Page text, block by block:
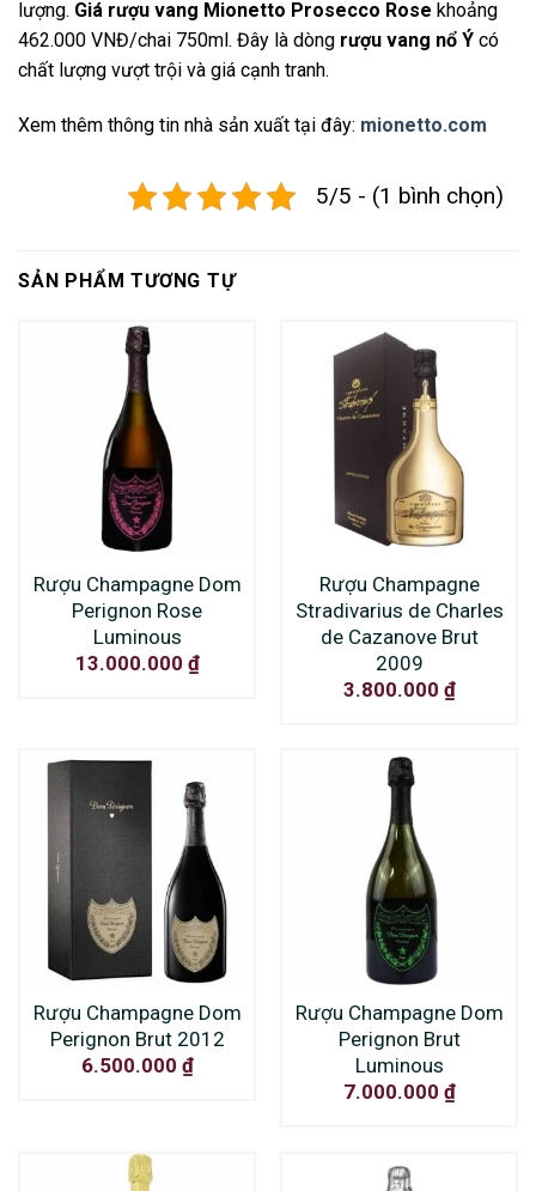
lượng. Giá rượu vang Mionetto Prosecco Rose khoảng
462.000 VNĐ/chai 750ml. Đây là dòng rượu vang nổ Ý có
chất lượng vượt trội và giá cạnh tranh.
Xem thêm thông tin nhà sản xuất tại đây: mionetto.com
5/5 - (1 bình chọn)
SẢN PHẨM TƯƠNG TỰ
Rượu Champagne Dom
Perignon Rose
Luminous
13.000.000 ₫
Rượu Champagne
Stradivarius de Charles
de Cazanove Brut
2009
3.800.000 ₫
Rượu Champagne Dom
Perignon Brut 2012
6.500.000 ₫
Rượu Champagne Dom
Perignon Brut
Luminous
7.000.000 ₫